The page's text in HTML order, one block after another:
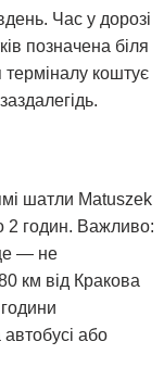
Час у дорозі
позначена біля
терміналу коштує
шатли Matuszek
2 годин. Важливо:
— не
км від Кракова
або